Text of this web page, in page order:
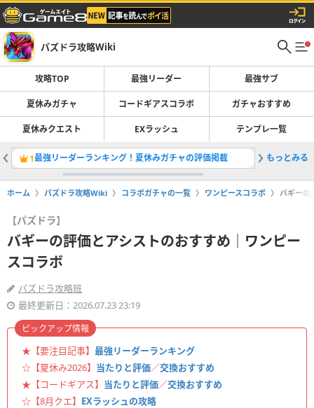
パズドラ攻略Wiki
攻略TOP 最強リーダー 最強サブ
夏休みガチャ コードギアスコラボ ガチャおすすめ
夏休みクエスト EXラッシュ テンプレ一覧
1最強リーダーランキング！夏休みガチャの評価掲載 2夏休み
もっとみる
ホーム パズドラ攻略Wiki コラボガチャの一覧 ワンピースコラボ バギーの
【パズドラ】
バギーの評価とアシストのおすすめ｜ワンピー
スコラボ
パズドラ攻略班
最終更新日：2026.07.23 23:19
★【要注目記事】 最強リーダーランキング
☆【夏休み2026】 当たりと評価／交換おすすめ
★【コードギアス】 当たりと評価／交換おすすめ
☆【8月クエ】 EXラッシュの攻略
ピックアップ情報